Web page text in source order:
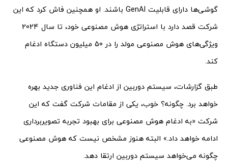
گوشی‌ها دارای قابلیت GenAI باشند. او همچنین فاش کرد که این
شرکت قصد دارد با استراتژی هوش مصنوعی خود، تا سال 2024
ویژگی‌های هوش مصنوعی مولد را در 50 میلیون دستگاه ادغام
کند.
طبق گزارشات، سیستم دوربین از ادغام این فناوری جدید بهره
خواهد برد. چگونه؟ خوب، یکی از مقامات شرکت گفت که این
شرکت «به ادغام هوش مصنوعی برای بهبود تجربه تصویربرداری
ادامه خواهد داد.» البته هنوز مشخص نیست که هوش مصنوعی
چگونه می‌خواهد سیستم دوربین ارتقا دهد.